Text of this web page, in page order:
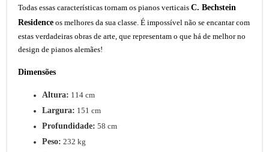
Todas essas características tornam os pianos verticais C. Bechstein
Residence os melhores da sua classe. É impossível não se encantar com
estas verdadeiras obras de arte, que representam o que há de melhor no
design de pianos alemães!
Dimensões
Altura: 114 cm
Largura: 151 cm
Profundidade: 58 cm
Peso: 232 kg